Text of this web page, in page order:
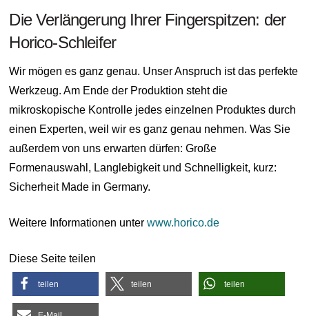
Die Verlängerung Ihrer Fingerspitzen: der
Horico-Schleifer
Wir mögen es ganz genau. Unser Anspruch ist das perfekte
Werkzeug. Am Ende der Produktion steht die
mikroskopische Kontrolle jedes einzelnen Produktes durch
einen Experten, weil wir es ganz genau nehmen. Was Sie
außerdem von uns erwarten dürfen: Große
Formenauswahl, Langlebigkeit und Schnelligkeit, kurz:
Sicherheit Made in Germany.
Weitere Informationen unterwww.horico.de
Diese Seite teilen
teilen teilen teilen